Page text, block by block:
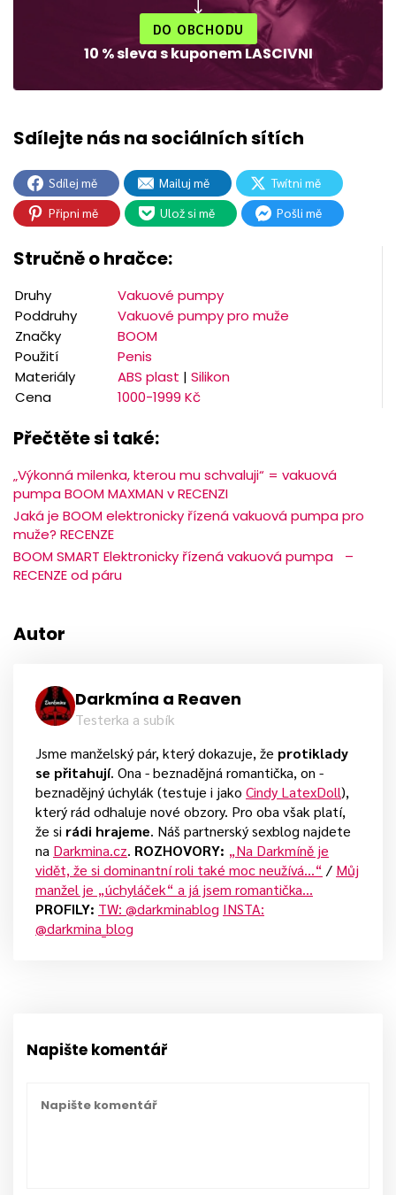
DO OBCHODU
10 % sleva s kuponem LASCIVNI
Sdílej mě Mailuj mě
Twítni mě
Připni mě
Ulož si mě Pošli mě
Stručně o hračce:
Druhy
Vakuové pumpy
Poddruhy
Vakuové pumpy pro muže
Značky
BOOM
Použití
Penis
Materiály
ABS plast | Silikon
Cena
1000-1999 Kč
Přečtěte si také:
„Výkonná milenka, kterou mu schvaluji“ = vakuová
pumpa BOOM MAXMAN v RECENZI
Jaká je BOOM elektronicky řízená vakuová pumpa pro
muže? RECENZE
BOOM SMART Elektronicky řízená vakuová pumpa –
RECENZE od páru
Autor
Darkmína a Reaven
Testerka a subík
Jsme manželský pár, který dokazuje, že protiklady
se přitahují. Ona - beznadějná romantička, on -
beznadějný úchylák (testuje i jako Cindy LatexDoll),
který rád odhaluje nové obzory. Pro oba však platí,
že si rádi hrajeme. Náš partnerský sexblog najdete
na Darkmina.cz. ROZHOVORY: „Na Darkmíně je
vidět, že si dominantní roli také moc neužívá…“ / Můj
manžel je „úchyláček“ a já jsem romantička…
PROFILY: TW: @darkminablog INSTA:
@darkmina_blog
Napište komentář